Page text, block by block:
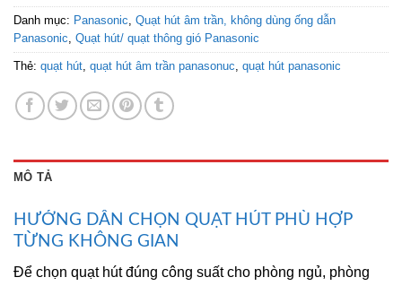
Danh mục: Panasonic Quạt hút âm trần, không dùng ống dẫn
Panasonic Quạt hút/ quạt thông gió Panasonic
Thẻ: quạt hút quạt hút âm trần panasonuc quạt hút panasonic
MÔ TẢ
HƯỚNG DẪN CHỌN QUẠT HÚT PHÙ HỢP
TỪNG KHÔNG GIAN
Để chọn quạt hút đúng công suất cho phòng ngủ, phòng